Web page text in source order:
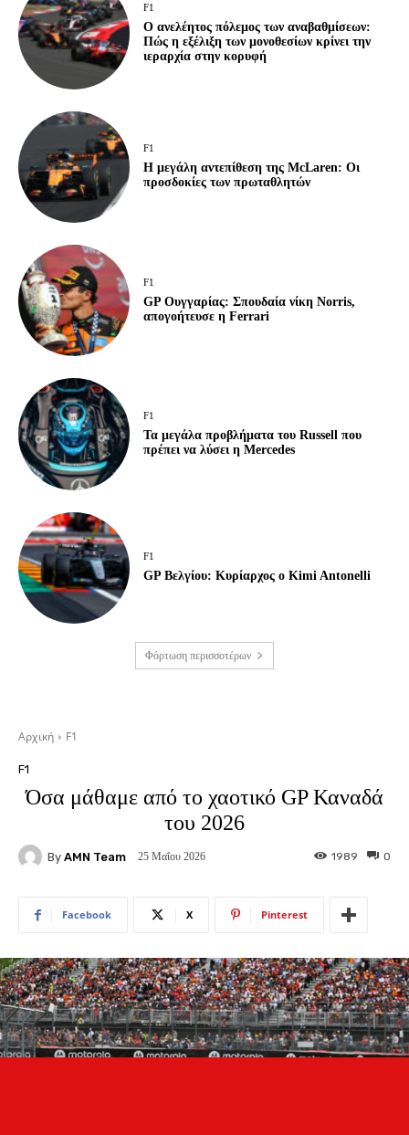
F1
Ο ανελέητος πόλεμος των αναβαθμίσεων:
Πώς η εξέλιξη των μονοθεσίων κρίνει την
ιεραρχία στην κορυφή
F1
Η μεγάλη αντεπίθεση της McLaren: Οι
προσδοκίες των πρωταθλητών
F1
GP Ουγγαρίας: Σπουδαία νίκη Norris,
απογοήτευσε η Ferrari
F1
Τα μεγάλα προβλήματα του Russell που
πρέπει να λύσει η Mercedes
F1
GP Βελγίου: Κυρίαρχος ο Kimi Antonelli
Φόρτωση περισσοτέρων